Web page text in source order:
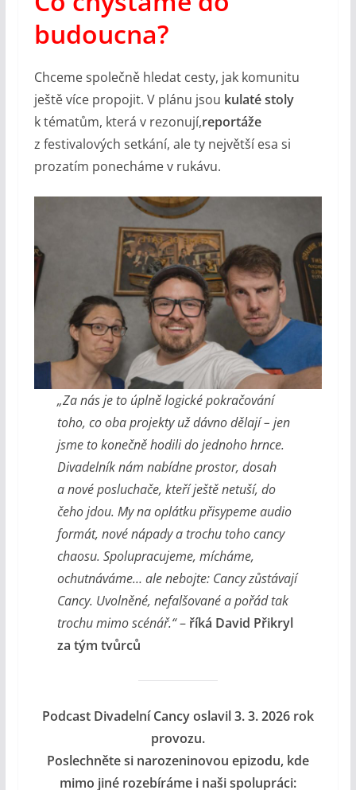
budoucna?
Chceme společně hledat cesty, jak komunitu
ještě více propojit. V plánu jsou kulaté stoly
k tématům, která v rezonují,reportáže
z festivalových setkání, ale ty největší esa si
prozatím ponecháme v rukávu.
„Za nás je to úplně logické pokračování
toho, co oba projekty už dávno dělají – jen
jsme to konečně hodili do jednoho hrnce.
Divadelník nám nabídne prostor, dosah
a nové posluchače, kteří ještě netuší, do
čeho jdou. My na oplátku přisypeme audio
formát, nové nápady a trochu toho cancy
chaosu. Spolupracujeme, mícháme,
ochutnáváme… ale nebojte: Cancy zůstávají
Cancy. Uvolněné, nefalšované a pořád tak
trochu mimo scénář.“– říká David Přikryl
za tým tvůrců
Podcast Divadelní Cancy oslavil 3. 3. 2026 rok
provozu.
Poslechněte si narozeninovou epizodu, kde
mimo jiné rozebíráme i naši spolupráci: